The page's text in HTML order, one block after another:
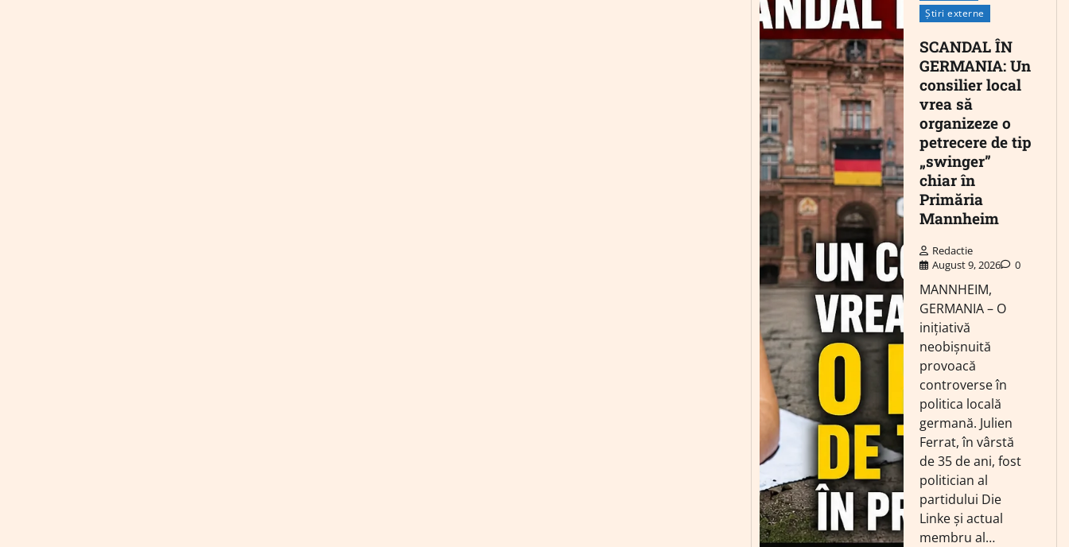
Știri externe
SCANDAL ÎN
GERMANIA: Un
consilier local
vrea să
organizeze o
petrecere de tip
„swinger”
chiar în
Primăria
Mannheim
Redactie
August 9, 2026
0
MANNHEIM,
GERMANIA – O
inițiativă
neobișnuită
provoacă
controverse în
politica locală
germană. Julien
Ferrat, în vârstă
de 35 de ani, fost
politician al
partidului Die
Linke și actual
membru al…